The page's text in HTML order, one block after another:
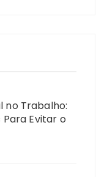
no Trabalho:
Para Evitar o